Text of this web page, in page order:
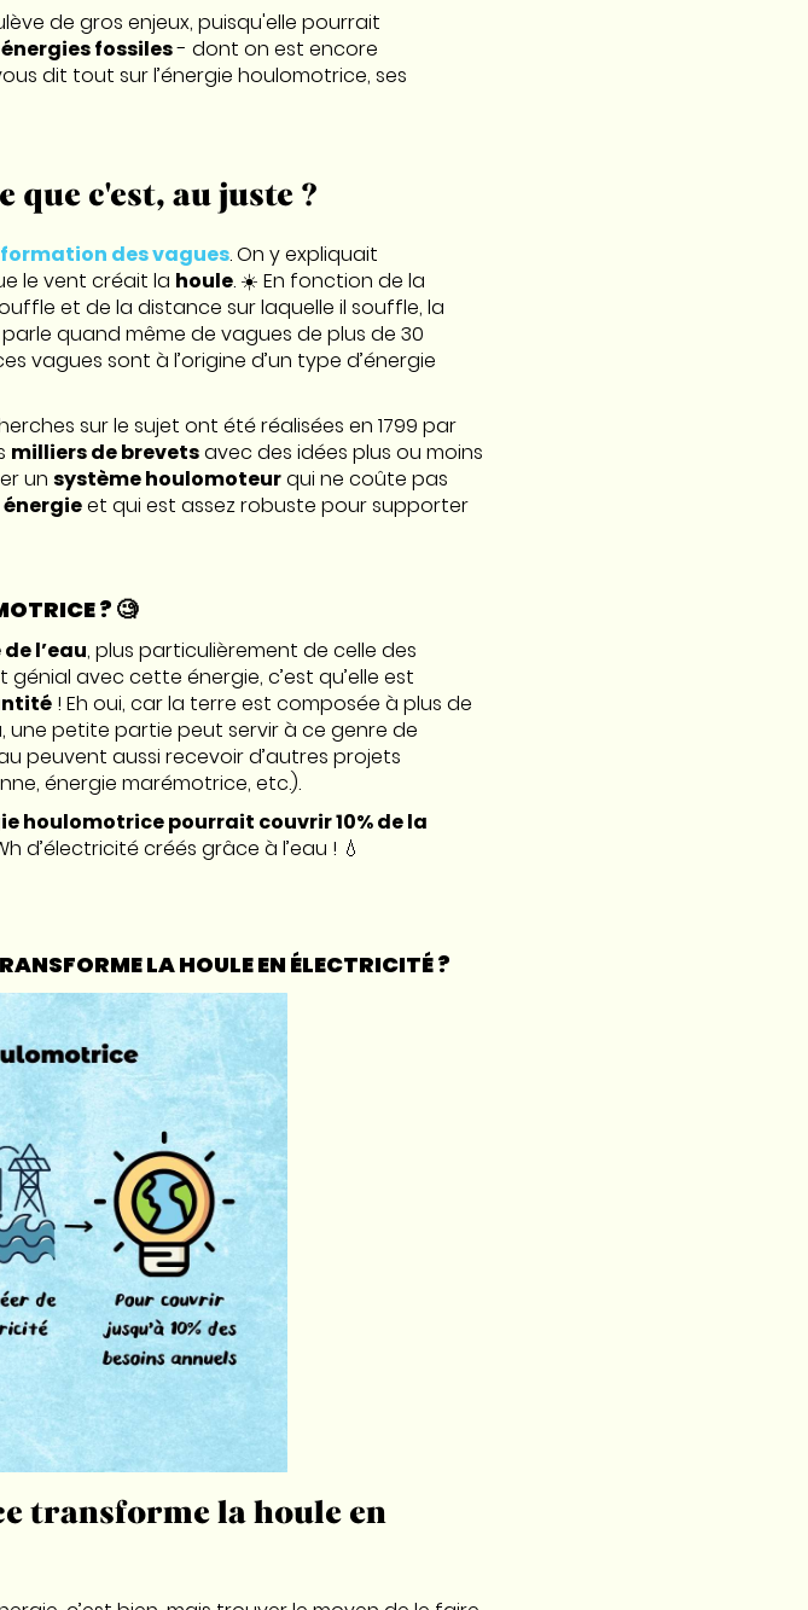
de gros enjeux, puisqu'elle pourrait
énergies fossiles- dont on est encore
dit tout sur l’énergie houlomotrice, ses
c'est, au juste ?
formation des vagues. On y expliquait
le vent créait la houle. ☀️ En fonction de la
et de la distance sur laquelle il souffle, la
quand même de vagues de plus de 30
vagues sont à l’origine d’un type d’énergie
sur le sujet ont été réalisées en 1799 par
milliers de brevetsavec des idées plus ou moins
un système houlomoteurqui ne coûte pas
et qui est assez robuste pour supporter
? 🧐
l’eau, plus particulièrement de celle des
avec cette énergie, c’est qu’elle est
! Eh oui, car la terre est composée à plus de
une petite partie peut servir à ce genre de
peuvent aussi recevoir d’autres projets
énergie marémotrice, etc.).
houlomotrice pourrait couvrir 10% de la
d’électricité créés grâce à l’eau ! 💧
LA HOULE EN ÉLECTRICITÉ ?
transforme la houle en